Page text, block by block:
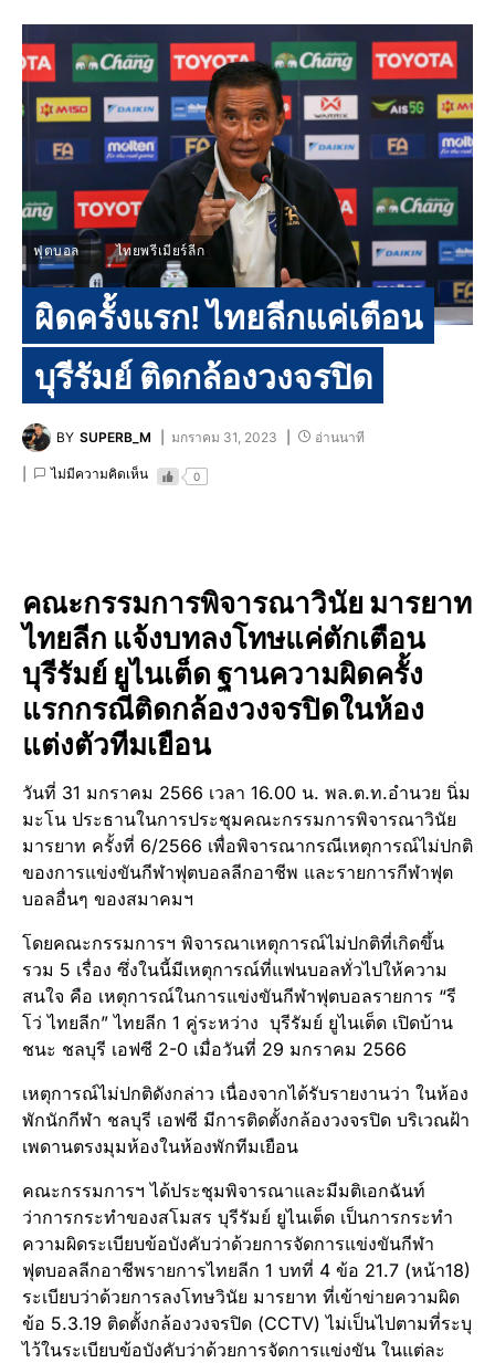
ฟุตบอล ไทยพรีเมียร์ลีก
ผิดครั้งแรก! ไทยลีกแค่เตือน
บุรีรัมย์ ติดกล้องวงจรปิด
BY SUPERB_M มกราคม 31, 2023 อ่านนาที
ไม่มีความคิดเห็น 0
คณะกรรมการพิจารณาวินัย มารยาท
ไทยลีก แจ้งบทลงโทษแค่ตักเตือน
บุรีรัมย์ ยูไนเต็ด ฐานความผิดครั้ง
แรกกรณีติดกล้องวงจรปิดในห้อง
แต่งตัวทีมเยือน
วันที่ 31 มกราคม 2566 เวลา 16.00 น. พล.ต.ท.อำนวย นิ่ม
มะโน ประธานในการประชุมคณะกรรมการพิจารณาวินัย
มารยาท ครั้งที่ 6/2566 เพื่อพิจารณากรณีเหตุการณ์ไม่ปกติ
ของการแข่งขันกีฬาฟุตบอลลีกอาชีพ และรายการกีฬาฟุต
บอลอื่นๆ ของสมาคมฯ
โดยคณะกรรมการฯ พิจารณาเหตุการณ์ไม่ปกติที่เกิดขึ้น
รวม 5 เรื่อง ซึ่งในนี้มีเหตุการณ์ที่แฟนบอลทั่วไปให้ความ
สนใจ คือ เหตุการณ์ในการแข่งขันกีฬาฟุตบอลรายการ “รี
โว่ ไทยลีก” ไทยลีก 1 คู่ระหว่าง บุรีรัมย์ ยูไนเต็ด เปิดบ้าน
ชนะ ชลบุรี เอฟซี 2-0 เมื่อวันที่ 29 มกราคม 2566
เหตุการณ์ไม่ปกติดังกล่าว เนื่องจากได้รับรายงานว่า ในห้อง
พักนักกีฬา ชลบุรี เอฟซี มีการติดตั้งกล้องวงจรปิด บริเวณฝ้า
เพดานตรงมุมห้องในห้องพักทีมเยือน
คณะกรรมการฯ ได้ประชุมพิจารณาและมีมติเอกฉันท์
ว่าการกระทำของสโมสร บุรีรัมย์ ยูไนเต็ด เป็นการกระทำ
ความผิดระเบียบข้อบังคับว่าด้วยการจัดการแข่งขันกีฬา
ฟุตบอลลีกอาชีพรายการไทยลีก 1 บทที่ 4 ข้อ 21.7 (หน้า18)
ระเบียบว่าด้วยการลงโทษวินัย มารยาท ที่เข้าข่ายความผิด
ข้อ 5.3.19 ติดตั้งกล้องวงจรปิด (CCTV) ไม่เป็นไปตามที่ระบุ
ไว้ในระเบียบข้อบังคับว่าด้วยการจัดการแข่งขัน ในแต่ละ